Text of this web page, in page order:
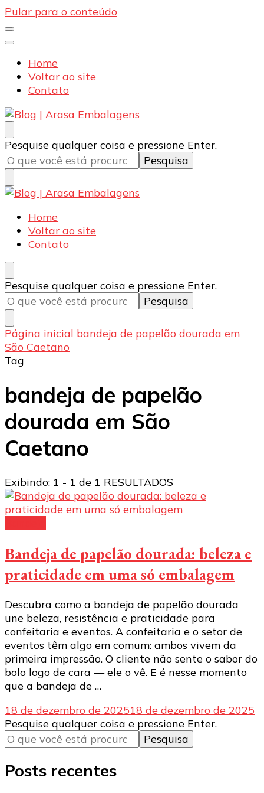
Pular para o conteúdo
Home
Voltar ao site
Contato
Blog | Arasa Embalagens
Confira conteúdos sobre embalagens para pizzas,
doces e salgados. Tudo para seu comércio com a
qualidade Arasa. Leia nossos conteúdos!
Procurando
algo?
Pesquise qualquer coisa e pressione Enter.
Blog | Arasa Embalagens
Confira conteúdos sobre embalagens para pizzas,
doces e salgados. Tudo para seu comércio com a
qualidade Arasa. Leia nossos conteúdos!
Home
Voltar ao site
Contato
Procurando
algo?
Pesquise qualquer coisa e pressione Enter.
Página inicial bandeja de papelão dourada em
São Caetano
Tag
bandeja de papelão
dourada em São
Caetano
Exibindo: 1 - 1 de 1 RESULTADOS
Bandeja de papelão dourada: beleza e
praticidade em uma só embalagem
Descubra como a bandeja de papelão dourada
une beleza, resistência e praticidade para
confeitaria e eventos. A confeitaria e o setor de
eventos têm algo em comum: ambos vivem da
primeira impressão. O cliente não sente o sabor do
bolo logo de cara — ele o vê. E é nesse momento
que a bandeja de …
18 de dezembro de 202518 de dezembro de 2025
Procurando
algo?
Pesquise qualquer coisa e pressione Enter.
Posts recentes